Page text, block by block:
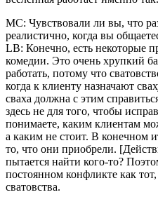
MC: Чувствовали ли вы, что
реалистично, когда вы
LB: Конечно, есть некоторые
комедии. Это очень хрупкий
работать, потому что
когда к клиенту назначают
сваха должна с этим
здесь не для того, чтобы
понимаете, каким клиентам
а каким не стоит. В конечном
то, что они приобрели.
пытается найти кого-то?
постоянном конфликте как
сватовства.